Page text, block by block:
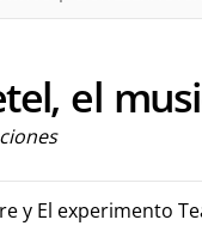
el
y El experimento